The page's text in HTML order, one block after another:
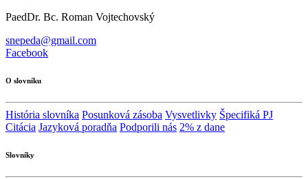
PaedDr. Bc. Roman Vojtechovský
snepeda@gmail.com
Facebook
O slovníku
História slovníka Posunková zásoba Vysvetlivky Špecifiká PJ
Citácia Jazyková poradňa Podporili nás 2% z dane
Slovníky